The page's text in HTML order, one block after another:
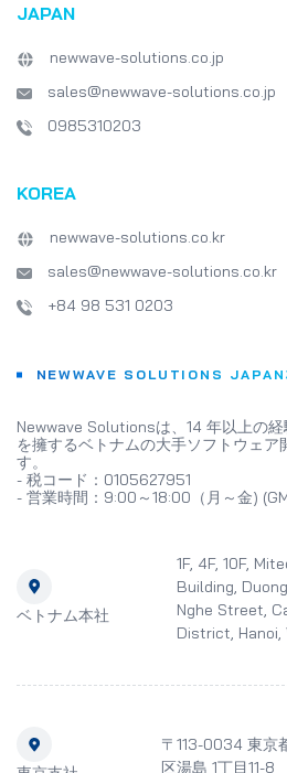
JAPAN
newwave-solutions.co.jp
sales@newwave-solutions.co.jp
0985310203
KOREA
newwave-solutions.co.kr
sales@newwave-solutions.co.kr
+84 98 531 0203
NEWWAVE SOLUTIONS JAPAN
Newwave Solutionsは、14 年以上の
を擁するベトナムの大手ソフトウェア
す。
- 税コード：0105627951
- 営業時間：9:00～18:00（月～金)
ベトナム本社
1F, 4F, 10F,
Building,
Nghe Street,
District, Hanoi,
〒113-0034 東京
区湯島 1丁目11-8